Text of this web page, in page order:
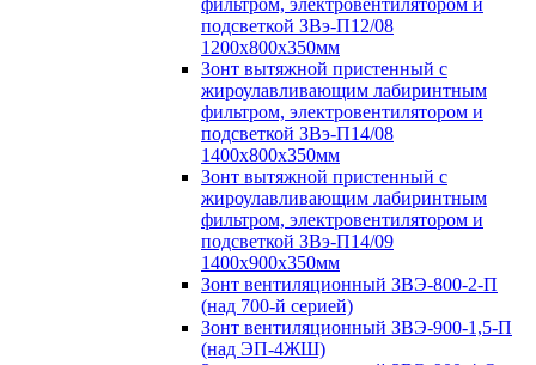
фильтром, электровентилятором и
подсветкой ЗВэ-П12/08
1200х800х350мм
Зонт вытяжной пристенный с
жироулавливающим лабиринтным
фильтром, электровентилятором и
подсветкой ЗВэ-П14/08
1400х800х350мм
Зонт вытяжной пристенный с
жироулавливающим лабиринтным
фильтром, электровентилятором и
подсветкой ЗВэ-П14/09
1400х900х350мм
Зонт вентиляционный ЗВЭ-800-2-П
(над 700-й серией)
Зонт вентиляционный ЗВЭ-900-1,5-П
(над ЭП-4ЖШ)